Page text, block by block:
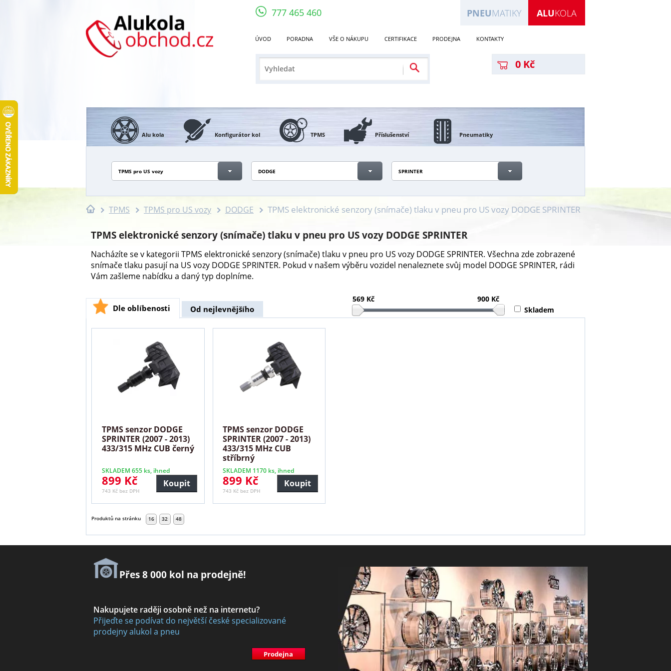
777 465 460 ALUKOLA
PNEUMATIKY
ÚVOD PORADNA VŠE O NÁKUPU CERTIFIKACE PRODEJNA KONTAKTY
0 Kč
Alu kola Konfigurátor kol TPMS Příslušenství Pneumatiky
TPMS pro US vozy DODGE SPRINTER
TPMS TPMS pro US vozy DODGE TPMS elektronické senzory (snímače) tlaku v pneu pro US vozy DODGE SPRINTER
TPMS elektronické senzory (snímače) tlaku v pneu pro US vozy DODGE SPRINTER
Nacházíte se v kategorii TPMS elektronické senzory (snímače) tlaku v pneu pro US vozy DODGE SPRINTER. Všechna zde zobrazené
snímače tlaku pasují na US vozy DODGE SPRINTER. Pokud v našem výběru vozidel nenaleznete svůj model DODGE SPRINTER, rádi
Vám zašleme nabídku a daný typ doplníme.
Dle oblíbenosti Od nejlevnějšího
569 Kč
900 Kč
Skladem
TPMS senzor DODGE
SPRINTER (2007 - 2013)
433/315 MHz CUB černý
SKLADEM 655 ks, ihned
899 Kč
743 Kč bez DPH
Koupit
TPMS senzor DODGE
SPRINTER (2007 - 2013)
433/315 MHz CUB
stříbrný
SKLADEM 1170 ks, ihned
899 Kč
743 Kč bez DPH
Koupit
Produktů na stránku 16 32 48
Přes 8 000 kol na prodejně!
Nakupujete raději osobně než na internetu?
Přijeďte se podívat do největší české specializované
prodejny alukol a pneu
Prodejna